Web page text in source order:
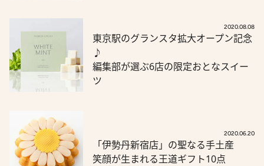
2020.08.08
東京駅のグランスタ拡大オープン記念
♪
編集部が選ぶ6店の限定おとなスイー
ツ
2020.06.20
「伊勢丹新宿店」の聖なる手土産
笑顔が生まれる王道ギフト10点